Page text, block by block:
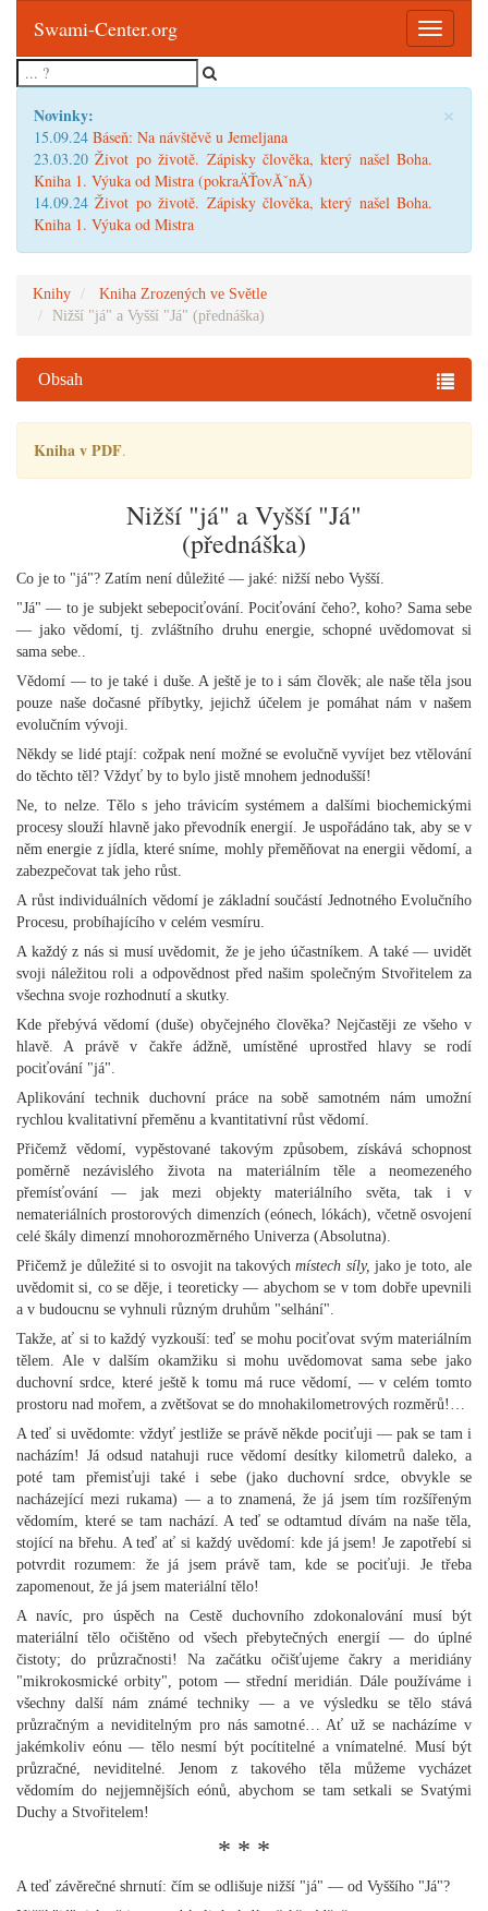
Toggle
Swami-Center.org
×
Novinky:
15.09.24 Báseň: Na návštěvě u Jemeljana
23.03.20Život po životě. Zápisky člověka, který našel Boha.
Kniha 1. Výuka od Mistra (pokraÄŤovĂˇnĂ­)
14.09.24Život po životě. Zápisky člověka, který našel Boha.
Kniha 1. Výuka od Mistra
Knihy
Kniha Zrozených ve Světle
Nižší "já" a Vyšší "Já" (přednáška)
Obsah
Kniha v PDF.
Nižší "já" a Vyšší "Já"
(přednáška)
Co je to "já"? Zatím není důležité — jaké: nižší nebo Vyšší.
"Já" — to je subjekt sebepociťování. Pociťování čeho?, koho? Sama sebe
— jako vědomí, tj. zvláštního druhu energie, schopné uvědomovat si
sama sebe..
Vědomí — to je také i duše. A ještě je to i sám člověk; ale naše těla jsou
pouze naše dočasné příbytky, jejichž účelem je pomáhat nám v našem
evolučním vývoji.
Někdy se lidé ptají: cožpak není možné se evolučně vyvíjet bez vtělování
do těchto těl? Vždyť by to bylo jistě mnohem jednodušší!
Ne, to nelze. Tělo s jeho trávicím systémem a dalšími biochemickými
procesy slouží hlavně jako převodník energií. Je uspořádáno tak, aby se v
něm energie z jídla, které sníme, mohly přeměňovat na energii vědomí, a
zabezpečovat tak jeho růst.
A růst individuálních vědomí je základní součástí Jednotného Evolučního
Procesu, probíhajícího v celém vesmíru.
A každý z nás si musí uvědomit, že je jeho účastníkem. A také — uvidět
svoji náležitou roli a odpovědnost před našim společným Stvořitelem za
všechna svoje rozhodnutí a skutky.
Kde přebývá vědomí (duše) obyčejného člověka? Nejčastěji ze všeho v
hlavě. A právě v čakře ádžně, umístěné uprostřed hlavy se rodí
pociťování "já".
Aplikování technik duchovní práce na sobě samotném nám umožní
rychlou kvalitativní přeměnu a kvantitativní růst vědomí.
Přičemž vědomí, vypěstované takovým způsobem, získává schopnost
poměrně nezávislého života na materiálním těle a neomezeného
přemísťování — jak mezi objekty materiálního světa, tak i v
nemateriálních prostorových dimenzích (eónech, lókách), včetně osvojení
celé škály dimenzí mnohorozměrného Univerza (Absolutna).
Přičemž je důležité si to osvojit na takovýchmístech síly, jako je toto, ale
uvědomit si, co se děje, i teoreticky — abychom se v tom dobře upevnili
a v budoucnu se vyhnuli různým druhům "selhání".
Takže, ať si to každý vyzkouší: teď se mohu pociťovat svým materiálním
tělem. Ale v dalším okamžiku si mohu uvědomovat sama sebe jako
duchovní srdce, které ještě k tomu má ruce vědomí, — v celém tomto
prostoru nad mořem, a zvětšovat se do mnohakilometrových rozměrů!…
A teď si uvědomte: vždyť jestliže se právě někde pociťuji — pak se tam i
nacházím! Já odsud natahuji ruce vědomí desítky kilometrů daleko, a
poté tam přemisťuji také i sebe (jako duchovní srdce, obvykle se
nacházející mezi rukama) — a to znamená, že já jsem tím rozšířeným
vědomím, které se tam nachází. A teď se odtamtud dívám na naše těla,
stojící na břehu. A teď ať si každý uvědomí: kde já jsem! Je zapotřebí si
potvrdit rozumem: že já jsem právě tam, kde se pociťuji. Je třeba
zapomenout, že já jsem materiální tělo!
A navíc, pro úspěch na Cestě duchovního zdokonalování musí být
materiální tělo očištěno od všech přebytečných energií — do úplné
čistoty; do průzračnosti! Na začátku očišťujeme čakry a meridiány
"mikrokosmické orbity", potom — střední meridián. Dále používáme i
všechny další nám známé techniky — a ve výsledku se tělo stává
průzračným a neviditelným pro nás samotné… Ať už se nacházíme v
jakémkoliv eónu — tělo nesmí být pocítitelné a vnímatelné. Musí být
průzračné, neviditelné. Jenom z takového těla můžeme vycházet
vědomím do nejjemnějších eónů, abychom se tam setkali se Svatými
Duchy a Stvořitelem!
* * *
A teď závěrečné shrnutí: čím se odlišuje nižší "já" — od Vyššího "Já"?